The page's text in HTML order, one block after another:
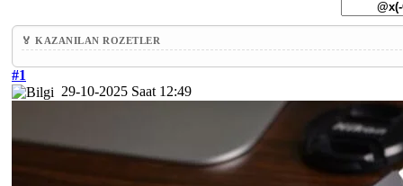
🏅 KAZANILAN ROZETLER
#1
29-10-2025 Saat 12:49